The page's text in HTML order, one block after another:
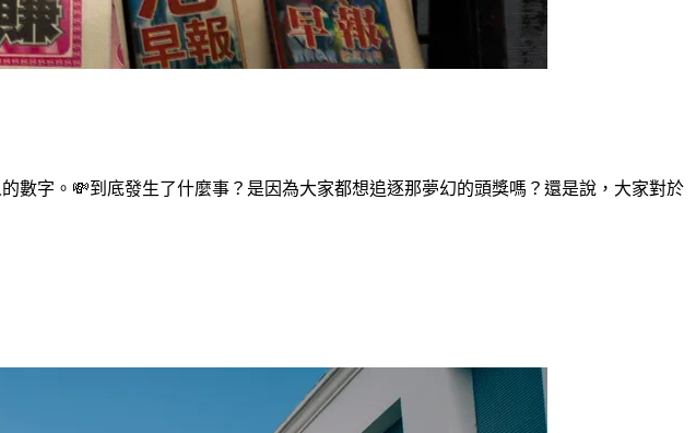
數字。💸到底發生了什麼事？是因為大家都想追逐那夢幻的頭獎嗎？還是說，大家對於